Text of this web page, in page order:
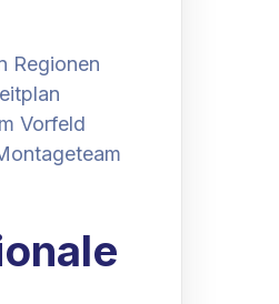
Regionen
Vorfeld